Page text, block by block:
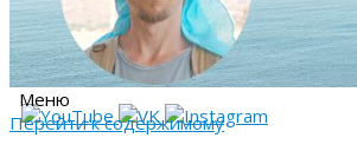
Меню
Перейти к содержимому